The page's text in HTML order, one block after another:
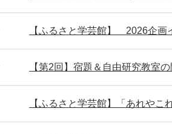
【ふるさと学芸館】 2026企画
【第2回】宿題＆自由研究教室
【ふるさと学芸館】「あれやこ